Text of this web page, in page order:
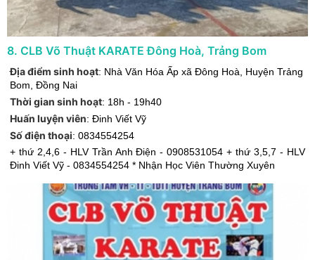
8. CLB Võ Thuật KARATE Đông Hoà, Trảng Bom
Địa điểm sinh hoạt: Nhà Văn Hóa Ấp xã Đông Hoà
Huyện Trảng
Bom Đồng Nai
Thời gian sinh hoạt: 18h - 19h40
Huấn luyện viên: Đinh Viết Vỹ
Số điện thoại: 0834554254
+ thứ 2,4,6 - HLV Trần Anh Điện - 0908531054 + thứ 3,5,7 - HLV
Đinh Viết Vỹ - 0834554254 * Nhận Học Viên Thường Xuyên